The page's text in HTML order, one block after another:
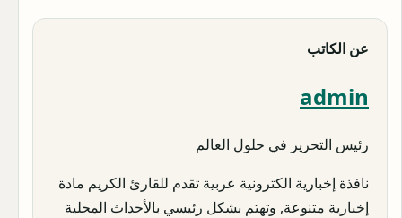
عن الكاتب
admin
رئيس التحرير في حلول العالم
نافذة إخبارية الكترونية عربية تقدم للقارئ الكريم مادة
إخبارية متنوعة, وتهتم بشكل رئيسي بالأحداث المحلية